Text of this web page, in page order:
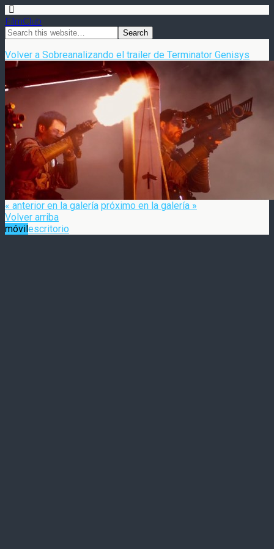
FilmClub
Volver a Sobreanalizando el trailer de Terminator Genisys
« anterior en la galería próximo en la galería »
Volver arriba
móvilescritorio